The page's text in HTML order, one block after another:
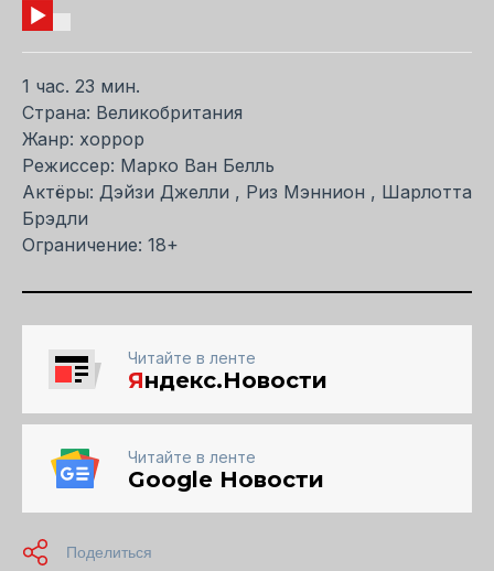
1 час. 23 мин.
Страна: Великобритания
Жанр: хоррор
Режиссер: Марко Ван Белль
Актёры: Дэйзи Джелли , Риз Мэннион , Шарлотта
Брэдли
Ограничение: 18+
Читайте в ленте
Яндекс.Новости
Читайте в ленте
Google Новости